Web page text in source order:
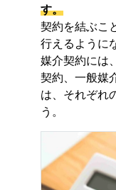
す。
契約を結ぶこ
行えるように
媒介契約には
契約、一般媒
は、それぞれ
う。